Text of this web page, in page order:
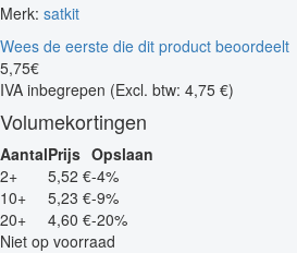
Merk: satkit
Wees de eerste die dit product beoordeelt
5,75€
IVA inbegrepen (Excl. btw: 4,75 €)
Volumekortingen
AantalPrijs Opslaan
2+
5,52 €-4%
10+
5,23 €-9%
20+
4,60 €-20%
Niet op voorraad